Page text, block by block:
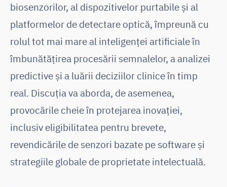
biosenzorilor, al dispozitivelor purtabile și al
platformelor de detectare optică, împreună cu
rolul tot mai mare al inteligenței artificiale în
îmbunătățirea procesării semnalelor, a analizei
predictive și a luării deciziilor clinice în timp
real. Discuția va aborda, de asemenea,
provocările cheie în protejarea inovației,
inclusiv eligibilitatea pentru brevete,
revendicările de senzori bazate pe software și
strategiile globale de proprietate intelectuală.